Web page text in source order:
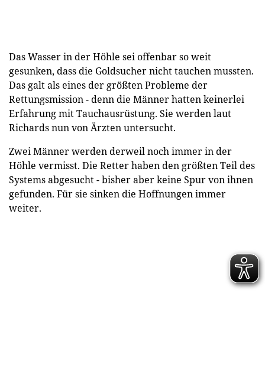
Das Wasser in der Höhle sei offenbar so weit
gesunken, dass die Goldsucher nicht tauchen mussten.
Das galt als eines der größten Probleme der
Rettungsmission - denn die Männer hatten keinerlei
Erfahrung mit Tauchausrüstung. Sie werden laut
Richards nun von Ärzten untersucht.
Zwei Männer werden derweil noch immer in der
Höhle vermisst. Die Retter haben den größten Teil des
Systems abgesucht - bisher aber keine Spur von ihnen
gefunden. Für sie sinken die Hoffnungen immer
weiter.